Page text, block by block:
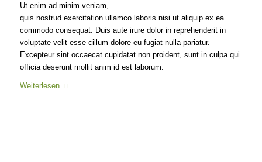
Ut enim ad minim veniam,
quis nostrud exercitation ullamco laboris nisi ut aliquip ex ea
commodo consequat. Duis aute irure dolor in reprehenderit in
voluptate velit esse cillum dolore eu fugiat nulla pariatur.
Excepteur sint occaecat cupidatat non proident, sunt in culpa qui
officia deserunt mollit anim id est laborum.
Weiterlesen